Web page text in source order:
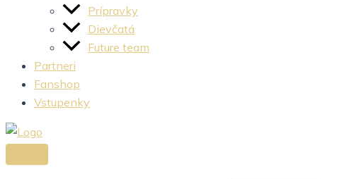
Prípravky
Dievčatá
Future team
Partneri
Fanshop
Vstupenky